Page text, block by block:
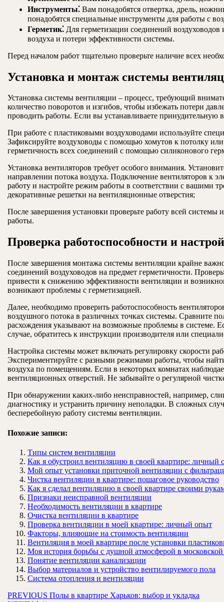
Инструменты⁚ Вам понадобятся отвертка, дрель,
понадобятся специальные инструменты для работы с
Герметик⁚ Для герметизации соединений
воздуха и потери эффективности системы.
Перед началом работ тщательно проверьте наличие всех
Установка и монтаж системы
Установка системы вентиляции – процесс, требующий
количество поворотов и изгибов, чтобы избежать потери
проводить работы. Если вы устанавливаете
При работе с пластиковыми воздуховодами используйте
Зафиксируйте воздуховоды с помощью хомутов к потолку
герметичность всех соединений с помощью силиконового
Установка вентиляторов требует особого внимания.
направлении потока воздуха. Подключение вентиляторов к
работу и настройте режим работы в соответствии с вашими
декоративные решетки на вентиляционные отверстия;
После завершения установки проверьте работу всей системы
работы.
Проверка работоспособности и
После завершения монтажа системы вентиляции крайне
соединений воздуховодов на предмет герметичности.
привести к снижению эффективности вентиляции и
возникают проблемы с герметизацией.
Далее, необходимо проверить работоспособность
воздушного потока в различных точках системы. Сравните
расхождения указывают на возможные проблемы в системе.
случае, обратитесь к инструкции производителя или
Настройка системы может включать регулировку скорости
Экспериментируйте с разными режимами работы, чтобы
воздуха по помещениям. Если в некоторых комнатах
вентиляционных отверстий. Не забывайте о регулярной
При обнаружении каких-либо неисправностей, например,
диагностику и устранить причину неполадки. В сложных
бесперебойную работу системы вентиляции.
Похожие записи:
Типы систем вентиляции
Как я обустроил вентиляцию в своей квартире: личный
Мой опыт установки приточной вентиляции с
Чистка вентиляции в квартире: пошаговое руководство
Как я сделал вентиляцию в своей квартире своими
Признаки неисправной вентиляции
Необходимость вентиляции в квартире
Очистка вентиляции в квартире
Проверка вентиляции в моей квартире: личный опыт
Факторы, влияющие на стоимость вентиляции
Вентиляция в моей квартире после установки
Моя история борьбы с душной атмосферой в московской
Понятие вентиляции канализации
Выбор материалов и устройство вентилируемого пола
Система отопления и вентиляции
Навигация
PREVIOUS Предыдущая
Полы в квартире Харьков: выбор и укладка